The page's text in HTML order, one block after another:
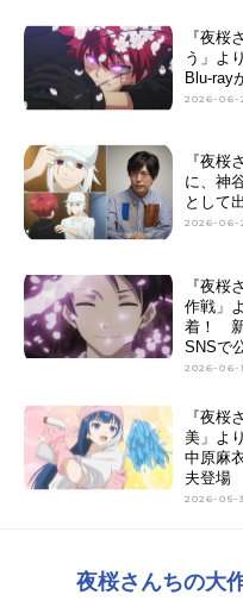
『夜桜
う」よ
Blu-ray
2026-06-
『夜桜
に、神
として
2026-06-
『夜桜
作戦」
着！ 新
SNSで
2026-06-
『夜桜
美」よ
中原麻
夫登場
2026-05-
夜桜さんちの大